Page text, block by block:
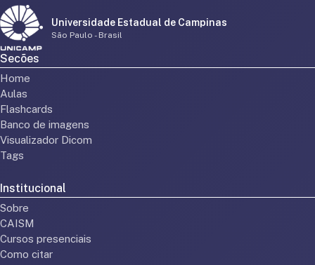
Universidade Estadual de Campinas
São Paulo - Brasil
Secões
Home
Aulas
Flashcards
Banco de imagens
Visualizador Dicom
Tags
Institucional
Sobre
CAISM
Cursos presenciais
Como citar